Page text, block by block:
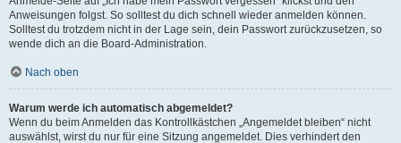
Anweisungen folgst. So solltest du dich schnell wieder anmelden können.
Solltest du trotzdem nicht in der Lage sein, dein Passwort zurückzusetzen, so
wende dich an die Board-Administration.
Nach oben
Warum werde ich automatisch abgemeldet?
Wenn du beim Anmelden das Kontrollkästchen „Angemeldet bleiben“ nicht
auswählst, wirst du nur für eine Sitzung angemeldet. Dies verhindert den